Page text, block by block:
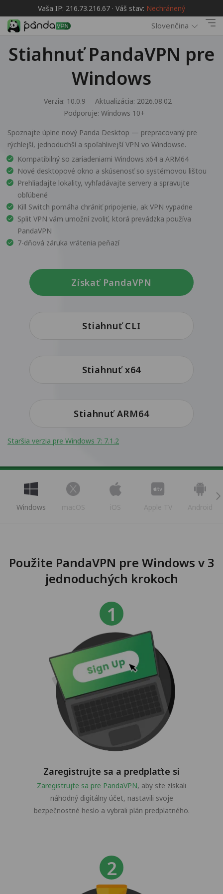
Vaša IP: 216.73.216.67 · Váš stav: Nechránený
Slovenčina
Stiahnuť PandaVPN pre
Windows
Verzia: 10.0.9
Aktualizácia: 2026.08.02
Podporuje: Windows 10+
Spoznajte úplne nový Panda Desktop — prepracovaný pre
rýchlejší, jednoduchší a spoľahlivejší VPN vo Windowse.
Kompatibilný so zariadeniami Windows x64 a ARM64
Nové desktopové okno a skúsenosť so systémovou lištou
Prehliadajte lokality, vyhľadávajte servery a spravujte
obľúbené
Kill Switch pomáha chrániť pripojenie, ak VPN vypadne
Split VPN vám umožní zvoliť, ktorá prevádzka používa
PandaVPN
7-dňová záruka vrátenia peňazí
Získať PandaVPN
Stiahnuť CLI
Stiahnuť x64
Stiahnuť ARM64
Staršia verzia pre Windows 7: 7.1.2
Windows macOS iOS Apple TV Android
Použite PandaVPN pre Windows v 3
jednoduchých krokoch
Zaregistrujte sa a predplaťte si
Zaregistrujte sa pre PandaVPN, aby ste získali
náhodný digitálny účet, nastavili svoje
bezpečnostné heslo a vybrali plán predplatného.